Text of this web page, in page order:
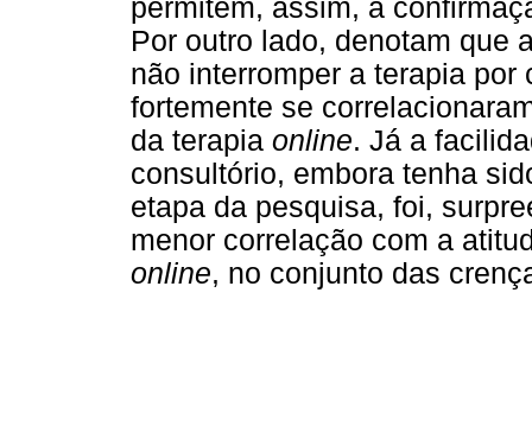
permitem, assim, a
Por outro lado, denotam que
não interromper a terapia
fortemente se
da terapia online. Já a
consultório, embora tenha
etapa da pesquisa, foi,
menor correlação com a
online, no conjunto das